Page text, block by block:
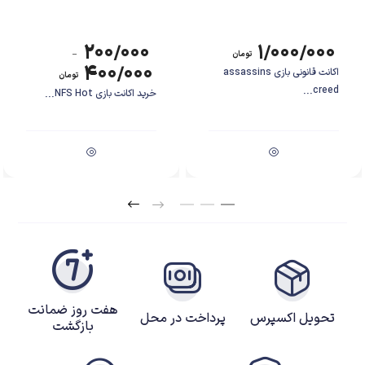
۱/۰۰۰/۰۰۰ تومان
اکانت قانونی بازی assassins
creed...
۲۰۰/۰۰۰ –
۴۰۰/۰۰۰ تومان
خرید اکانت بازی NFS Hot...
تحویل اکسپرس پرداخت در محل
هفت روز ضمانت
بازگشت